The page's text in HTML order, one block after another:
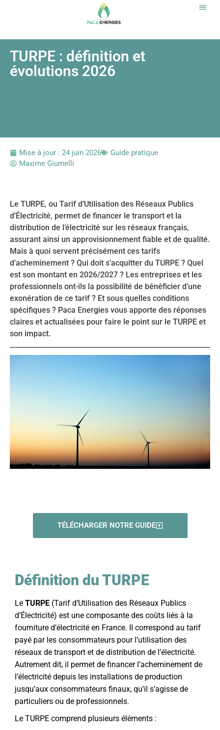
TURPE : définition et
évolutions 2026
Mise à jour : 24 juin 2026
Guide pratique
Maxime Giumelli
Le TURPE, ou Tarif d’Utilisation des Réseaux Publics
d’Électricité, permet de financer le transport et la
distribution de l’électricité sur les réseaux français,
assurant ainsi un approvisionnement fiable et de qualité.
Mais à quoi servent précisément ces tarifs
d’acheminement ? Qui doit s’acquitter du TURPE ? Quel
est son montant en 2026/2027 ? Les entreprises et les
professionnels ont-ils la possibilité de bénéficier d’une
exonération de ce tarif ? Et sous quelles conditions
spécifiques ? Paca Energies vous apporte des réponses
claires et actualisées pour faire le point sur le TURPE et
son impact.
TÉLÉCHARGER NOTRE GUIDE
Définition du TURPE
Le TURPE (Tarif d’Utilisation des Réseaux Publics
d’Électricité) est une composante des coûts liés à la
fourniture d’électricité en France. Il correspond au tarif
payé par les consommateurs pour l’utilisation des
réseaux de transport et de distribution de l’électricité.
Autrement dit, il permet de financer l’acheminement de
l’électricité depuis les installations de production
jusqu’aux consommateurs finaux, qu’il s’agisse de
particuliers ou de professionnels.
Le TURPE comprend plusieurs éléments :